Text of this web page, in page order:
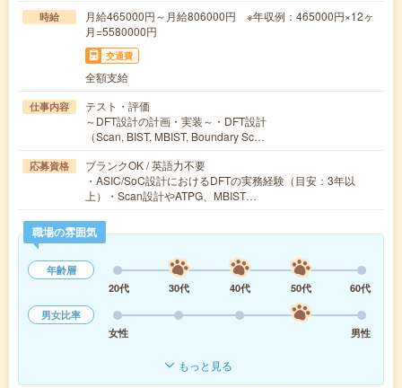
時給
月給465000円～月給806000円 ※年収例：465000円×12ヶ
月=5580000円
交通費
全額支給
仕事内容
テスト・評価
～DFT設計の計画・実装～・DFT設計
（Scan, BIST, MBIST, Boundary Sc…
応募資格
ブランクOK / 英語力不要
・ASIC/SoC設計におけるDFTの実務経験（目安：3年以
上）・Scan設計やATPG、MBIST…
職場の雰囲気
年齢層
20代
30代 40代 50代
60代
男女比率
女性
男性
もっと見る